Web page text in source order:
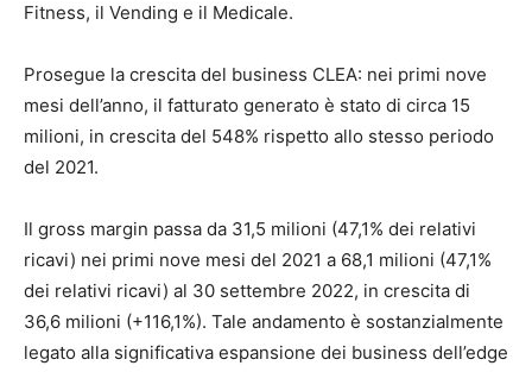
Fitness, il Vending e il Medicale.
Prosegue la crescita del business CLEA: nei primi nove
mesi dell’anno, il fatturato generato è stato di circa 15
milioni, in crescita del 548% rispetto allo stesso periodo
del 2021.
Il gross margin passa da 31,5 milioni (47,1% dei relativi
ricavi) nei primi nove mesi del 2021 a 68,1 milioni (47,1%
dei relativi ricavi) al 30 settembre 2022, in crescita di
36,6 milioni (+116,1%). Tale andamento è sostanzialmente
legato alla significativa espansione dei business dell’edge